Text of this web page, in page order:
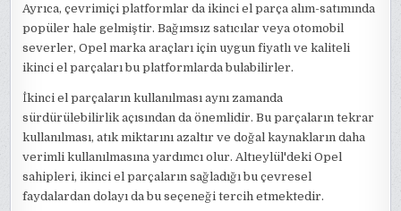
Ayrıca, çevrimiçi platformlar da ikinci el parça alım-satımında
popüler hale gelmiştir. Bağımsız satıcılar veya otomobil
severler, Opel marka araçları için uygun fiyatlı ve kaliteli
ikinci el parçaları bu platformlarda bulabilirler.
İkinci el parçaların kullanılması aynı zamanda
sürdürülebilirlik açısından da önemlidir. Bu parçaların tekrar
kullanılması, atık miktarını azaltır ve doğal kaynakların daha
verimli kullanılmasına yardımcı olur. Altıeylül'deki Opel
sahipleri, ikinci el parçaların sağladığı bu çevresel
faydalardan dolayı da bu seçeneği tercih etmektedir.